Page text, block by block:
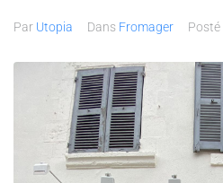
Par Utopia Dans Fromager Posté